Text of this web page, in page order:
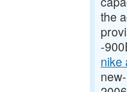
the
-
nike